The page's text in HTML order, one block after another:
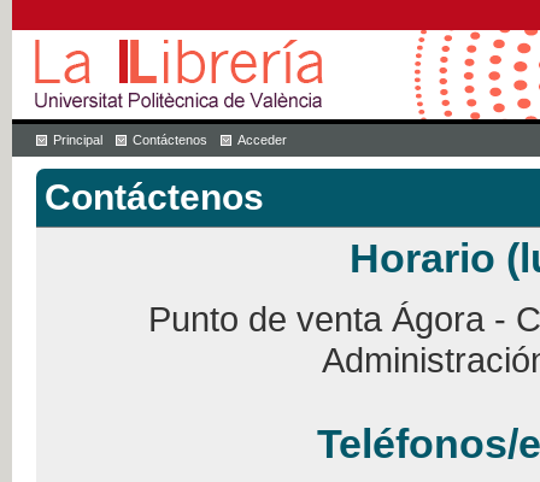
Principal Contáctenos Acceder
Contáctenos
Horario
Punto de venta Ágora -
Teléfonos/